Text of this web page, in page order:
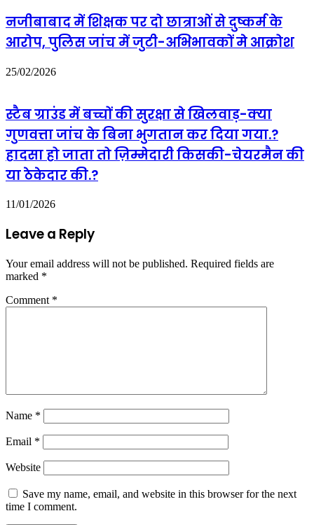
नजीबाबाद में शिक्षक पर दो छात्राओं से दुष्कर्म के
आरोप, पुलिस जांच में जुटी-अभिभावकों मे आक्रोश
25/02/2026
स्टैब ग्राउंड में बच्चों की सुरक्षा से खिलवाड़-क्या
गुणवत्ता जांच के बिना भुगतान कर दिया गया.?
हादसा हो जाता तो ज़िम्मेदारी किसकी-चेयरमैन की
या ठेकेदार की.?
11/01/2026
Leave a Reply
Your email address will not be published. Required fields are
marked *
Comment *
Name *
Email *
Website
Save my name, email, and website in this browser for the next
time I comment.